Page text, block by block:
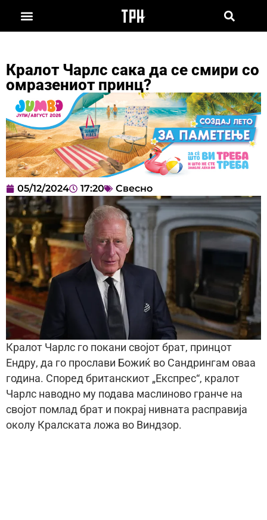
Кралот Чарлс сака да се смири со
омразениот принц?
05/12/2024 17:20 Свесно
Кралот Чарлс го покани својот брат, принцот
Ендру, да го прослави Божиќ во Сандрингам оваа
година. Според британскиот „Експрес“, кралот
Чарлс наводно му подава маслиново гранче на
својот помлад брат и покрај нивната расправија
околу Кралската ложа во Виндзор.